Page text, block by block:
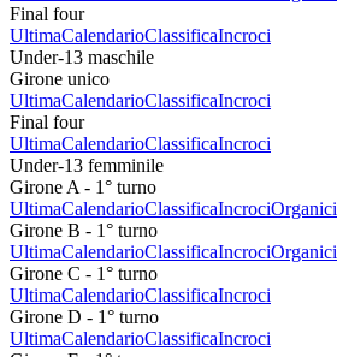
Final four
UltimaCalendarioClassificaIncroci
Under-13 maschile
Girone unico
UltimaCalendarioClassificaIncroci
Final four
UltimaCalendarioClassificaIncroci
Under-13 femminile
Girone A - 1° turno
UltimaCalendarioClassificaIncrociOrganici
Girone B - 1° turno
UltimaCalendarioClassificaIncrociOrganici
Girone C - 1° turno
UltimaCalendarioClassificaIncroci
Girone D - 1° turno
UltimaCalendarioClassificaIncroci